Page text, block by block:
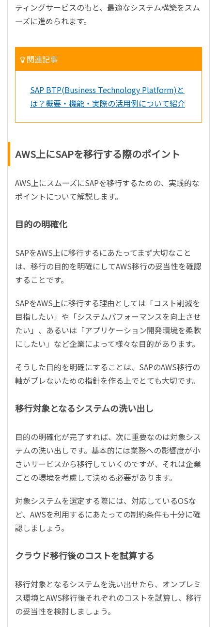
ティングサービスのもと、最適なシステム構築をスム
ーズに進められます。
関連記事
SAP BTP(Business Technology Platform)と
は？概要・機能・実際の活用例について紹介
AWS上にSAPを移行する際のポイント
AWS上にスムーズにSAPを移行するための、実践的な
ポイントについて解説します。
目的の明確化
SAPをAWS上に移行するにあたってまず大切なこと
は、移行の目的を明確にしてAWS移行の妥当性を確認
することです。
SAPをAWS上に移行する理由としては「コスト削減を
目指したい」や「システムパフォーマンスを向上させ
たい」、あるいは「アプリケーション開発環境を柔軟
にしたい」など企業によって様々な目的があります。
そうした目的を明確にすることは、SAPのAWS移行の
軸がブレないための指針を作る上でとても大切です。
移行対象となるシステムの洗い出し
目的の明確化が完了すれば、次に重要なのは対象シス
テムの洗い出しです。基本的には業務への影響度が小
さいサービスから移行していくのですが、それは企業
ごとの環境を考慮して決める必要があります。
対象システムを選定する際には、対応しているOSな
ど、AWSを利用するにあたっての制約条件も十分に確
認しましょう。
クラウド移行後のコストを試算する
移行対象となるシステムを洗い出せたら、オンプレミ
ス環境とAWS移行後それぞれのコストを試算し、移行
の妥当性を検討しましょう。